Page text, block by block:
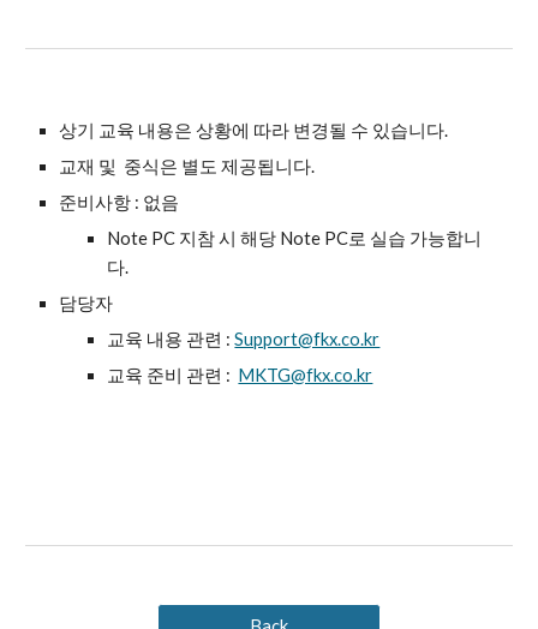
상기 교육 내용은 상황에 따라 변경될 수 있습니다.
교재 및 중식은 별도 제공됩니다.
준비사항 : 없음
Note PC 지참 시 해당 Note PC로 실습 가능합니
다.
담당자
교육 내용 관련 :Support@fkx.co.kr
교육 준비 관련 : MKTG@fkx.co.kr